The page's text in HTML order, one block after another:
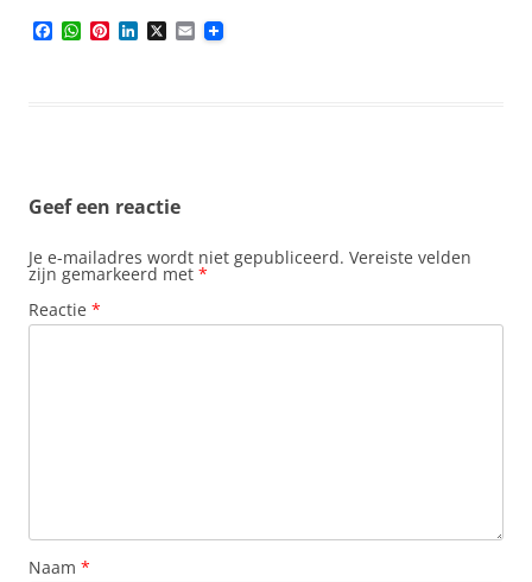
W P X E
m
Geef een reactie
Je e-mailadres wordt niet gepubliceerd. Vereiste velden
zijn gemarkeerd met *
Reactie *
Naam *